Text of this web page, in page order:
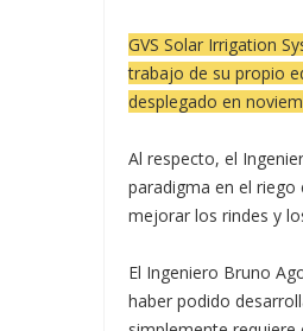
GVS Solar Irrigation
trabajo de su propio
desplegado en
Al respecto, el
paradigma en el
mejorar los rindes y
El Ingeniero Bruno
haber podido